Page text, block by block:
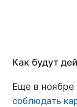
Как будут
Еще в ноябре
соблюдать